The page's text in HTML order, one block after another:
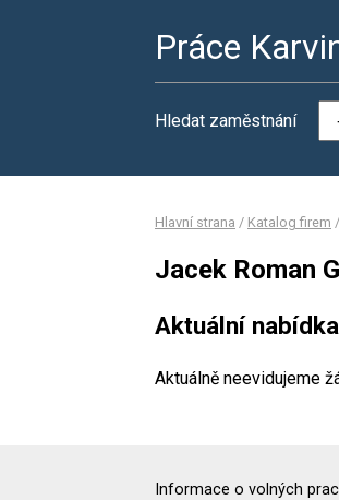
Práce
Hledat zaměstnání
Hlavní strana / Katalog firem /
Jacek Roman
Aktuální
Aktuálně neevidujeme
Informace o volných